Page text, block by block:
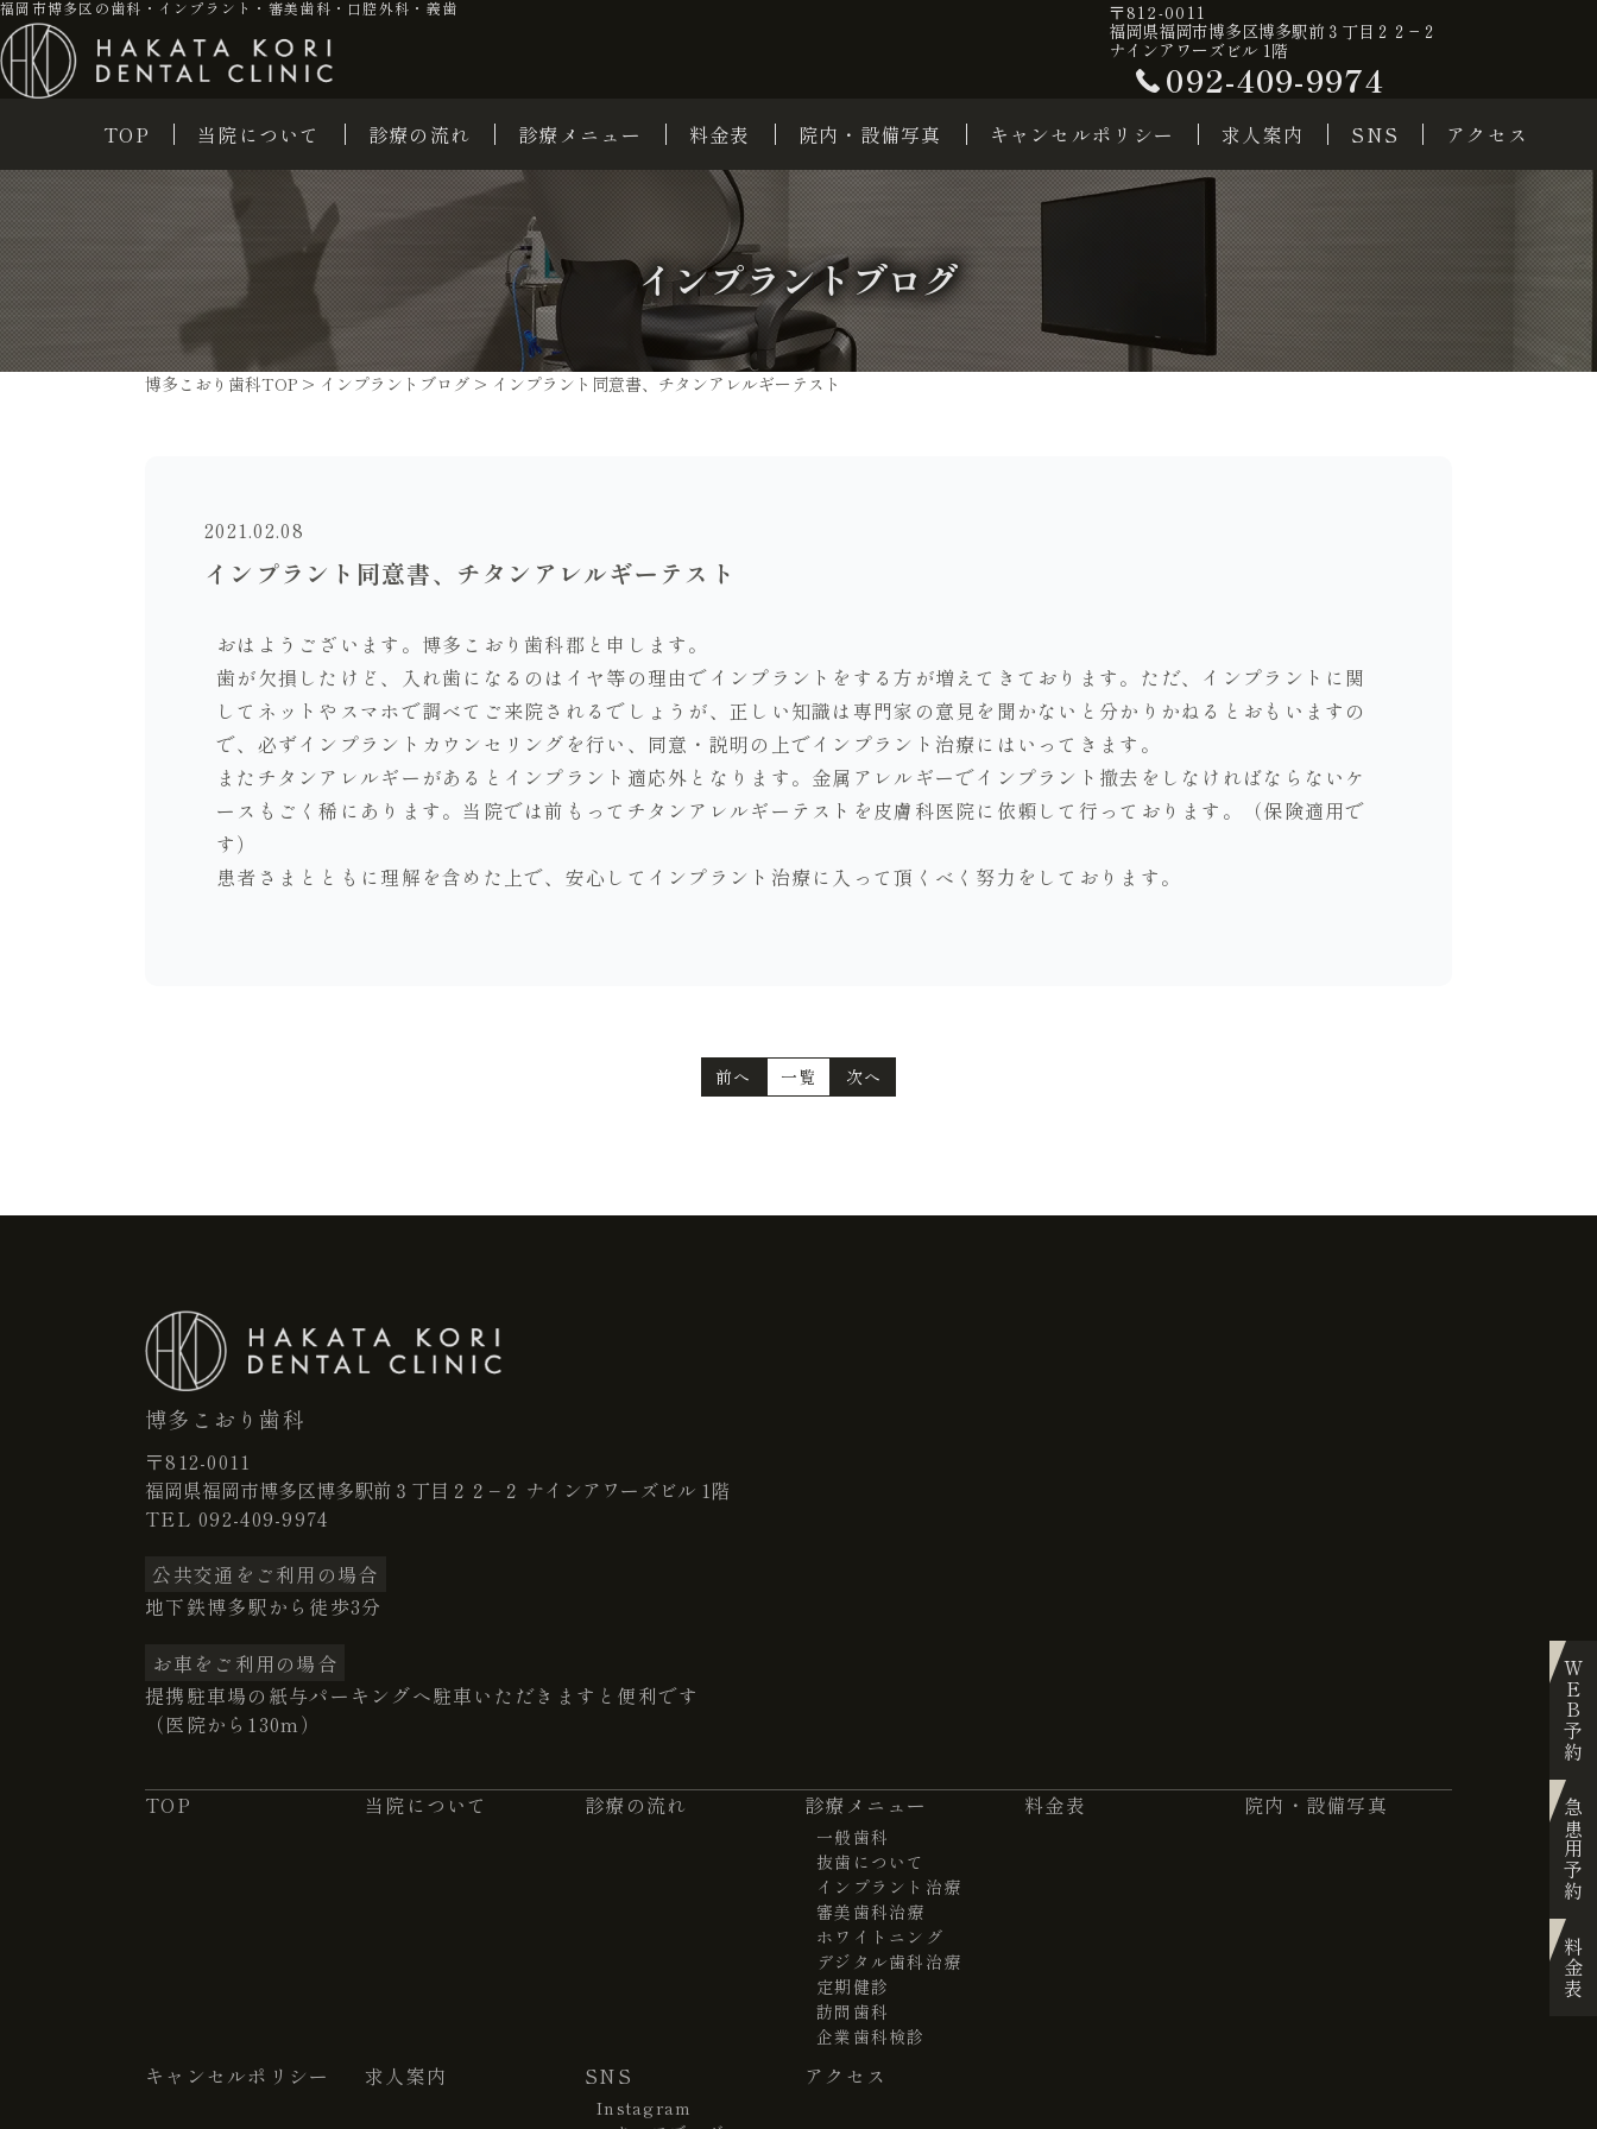
福岡市博多区の歯科・インプラント・審美歯科・口腔外科・義歯
〒812-0011
福岡県福岡市博多区博多駅前３丁目２２−２
ナインアワーズビル 1階
092-409-9974
TOP 当院について 診療の流れ 診療メニュー 料金表 院内・設備写真 キャンセルポリシー 求人案内 SNS アクセス
WEB予約
急患用予約
料金表
インプラントブログ
博多こおり歯科TOP > インプラントブログ > インプラント同意書、チタンアレルギーテスト
2021.02.08
インプラント同意書、チタンアレルギーテスト
おはようございます。博多こおり歯科郡と申します。
歯が欠損したけど、入れ歯になるのはイヤ等の理由でインプラントをする方が増えてきております。ただ、インプラントに関
してネットやスマホで調べてご来院されるでしょうが、正しい知識は専門家の意見を聞かないと分かりかねるとおもいますの
で、必ずインプラントカウンセリングを行い、同意・説明の上でインプラント治療にはいってきます。
またチタンアレルギーがあるとインプラント適応外となります。金属アレルギーでインプラント撤去をしなければならないケ
ースもごく稀にあります。当院では前もってチタンアレルギーテストを皮膚科医院に依頼して行っております。（保険適用で
す）
患者さまとともに理解を含めた上で、安心してインプラント治療に入って頂くべく努力をしております。
前へ 一覧 次へ
博多こおり歯科
〒812-0011
福岡県福岡市博多区博多駅前３丁目２２−２ ナインアワーズビル 1階
TEL092-409-9974
公共交通をご利用の場合
地下鉄博多駅から徒歩3分
お車をご利用の場合
提携駐車場の紙与パーキングへ駐車いただきますと便利です
（医院から130m）
TOP 当院について 診療の流れ 診療メニュー
一般歯科
抜歯について
インプラント治療
審美歯科治療
ホワイトニング
デジタル歯科治療
定期健診
訪問歯科
企業歯科検診
料金表 院内・設備写真
キャンセルポリシー 求人案内 SNS
Instagram
アクセス